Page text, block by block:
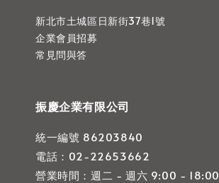
新北市土城區日新街37巷1號
企業會員招募
常見問與答
振慶企業有限公司
統一編號 86203840
電話：02-22653662
營業時間：週二 - 週六 9:00 - 18:00